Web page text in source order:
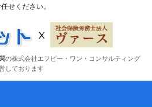
せください。
の株式会社エフピー・ワン・コンサルティング
しております